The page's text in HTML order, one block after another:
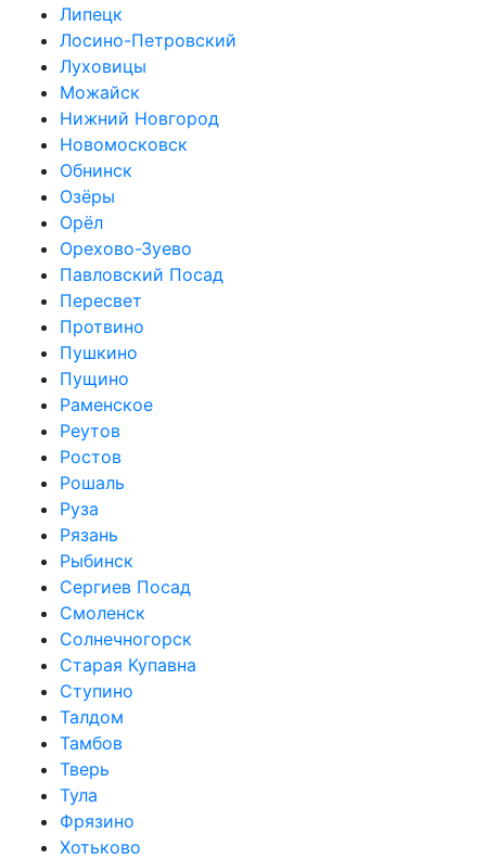
Липецк
Лосино-Петровский
Луховицы
Можайск
Нижний Новгород
Новомосковск
Обнинск
Озёры
Орёл
Орехово-Зуево
Павловский Посад
Пересвет
Протвино
Пушкино
Пущино
Раменское
Реутов
Ростов
Рошаль
Руза
Рязань
Рыбинск
Сергиев Посад
Смоленск
Солнечногорск
Старая Купавна
Ступино
Талдом
Тамбов
Тверь
Тула
Фрязино
Хотьково